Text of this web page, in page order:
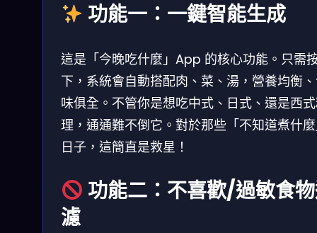
功能一：一鍵智能生成
這是「今晚吃什麼」App 的核心功能。只需
下，系統會自動搭配肉、菜、湯，營養均衡
味俱全。不管你是想吃中式、日式、還是西
理，通通難不倒它。對於那些「不知道煮什
日子，這簡直是救星！
功能二：不喜歡/過敏食
濾